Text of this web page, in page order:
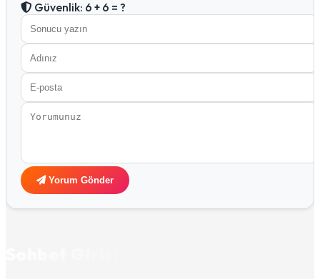
Güvenlik: 6 + 6 = ?
Yorum Gönder